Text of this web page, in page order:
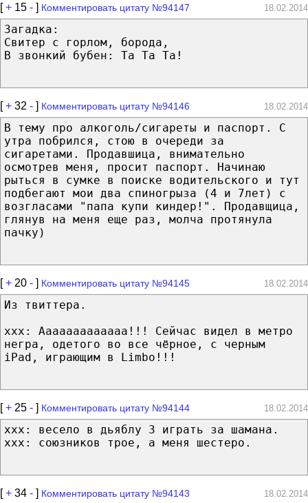
[+ 15 - ] Комментировать цитату №94147 18.02.2014
Загадка:
Свитер с горлом, борода,
В звонкий бубен: Та Та Та!
[+ 32 - ] Комментировать цитату №94146 18.02.2014
В тему про алкоголь/сигареты и паспорт. С
утра побрился, стою в очереди за
сигаретами. Продавшица, внимательно
осмотрев меня, просит паспорт. Начинаю
рыться в сумке в поиске водительского и тут
подбегают мои два спиногрыза (4 и 7лет) с
возгласами "папа купи киндер!". Продавщица,
глянув на меня еще раз, молча протянула
пачку)
[+ 20 - ] Комментировать цитату №94145 18.02.2014
Из твиттера.
xxx: Aaaaaaaaaaaaa!!! Сейчас видел в метро
негра, одетого во все чёрное, с черным
iPad, играющим в Limbo!!!
[+ 25 - ] Комментировать цитату №94144 18.02.2014
xxx: весело в дьяблу 3 играть за шамана.
xxx: союзников трое, а меня шестеро.
[+ 34 - ] Комментировать цитату №94143 18.02.2014